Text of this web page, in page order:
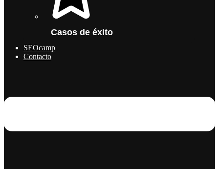
Casos de éxito
SEOcamp
Contacto